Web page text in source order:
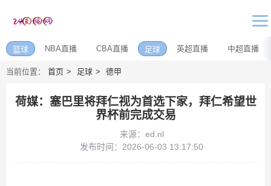
篮球 NBA直播 CBA直播 足球 英超直播 中超直播
当前位置： 首页 足球 德甲
荷媒：塞巴里将拜仁视为首选下家，拜仁希望世
界杯前完成交易
来源：ed.nl
发布时间：2026-06-03 13:17:50